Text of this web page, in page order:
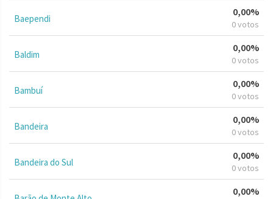
Baependi
0,00%
0 votos
Baldim
0,00%
0 votos
Bambuí
0,00%
0 votos
Bandeira
0,00%
0 votos
Bandeira do Sul
0,00%
0 votos
0,00%